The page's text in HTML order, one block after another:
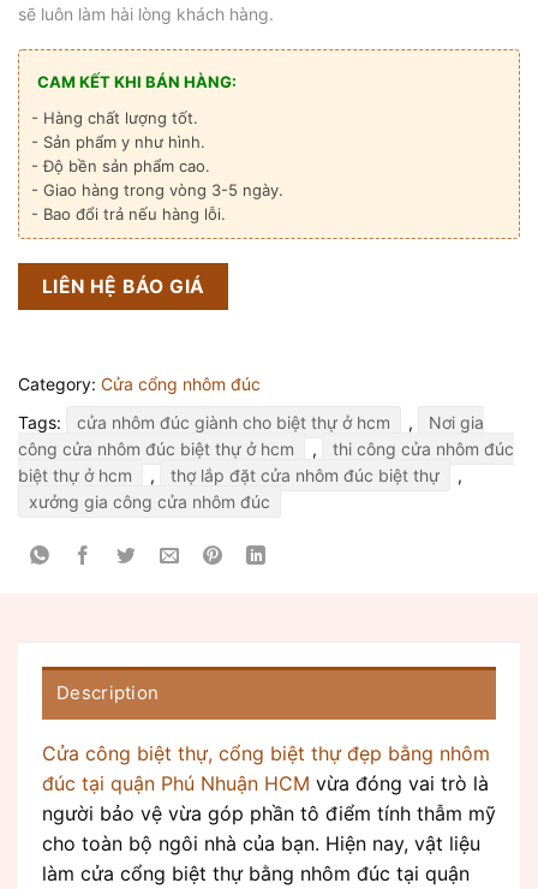
sẽ luôn làm hài lòng khách hàng.
CAM KẾT KHI BÁN HÀNG:
- Hàng chất lượng tốt.
- Sản phẩm y như hình.
- Độ bền sản phẩm cao.
- Giao hàng trong vòng 3-5 ngày.
- Bao đổi trả nếu hàng lỗi.
LIÊN HỆ BÁO GIÁ
Category: Cửa cổng nhôm đúc
Tags:
cửa nhôm đúc giành cho biệt thự ở hcm ,
Nơi gia
công cửa nhôm đúc biệt thự ở hcm
,
thi công cửa nhôm đúc
biệt thự ở hcm
, thợ lắp đặt cửa nhôm đúc biệt thự
,
xưởng gia công cửa nhôm đúc
Description
Cửa công biệt thự, cổng biệt thự đẹp bằng nhôm
đúc tại quận Phú Nhuận HCM vừa đóng vai trò là
người bảo vệ vừa góp phần tô điểm tính thẫm mỹ
cho toàn bộ ngôi nhà của bạn. Hiện nay, vật liệu
làm cửa cổng biệt thự bằng nhôm đúc tại quận